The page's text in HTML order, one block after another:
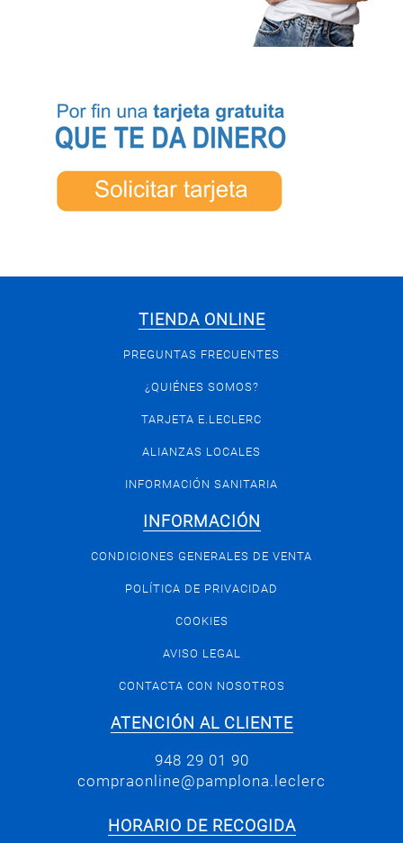
TIENDA ONLINE
PREGUNTAS FRECUENTES
¿QUIÉNES SOMOS?
TARJETA E.LECLERC
ALIANZAS LOCALES
INFORMACIÓN SANITARIA
INFORMACIÓN
CONDICIONES GENERALES DE VENTA
POLÍTICA DE PRIVACIDAD
COOKIES
AVISO LEGAL
CONTACTA CON NOSOTROS
ATENCIÓN AL CLIENTE
948 29 01 90
compraonline@pamplona.leclerc
HORARIO DE RECOGIDA